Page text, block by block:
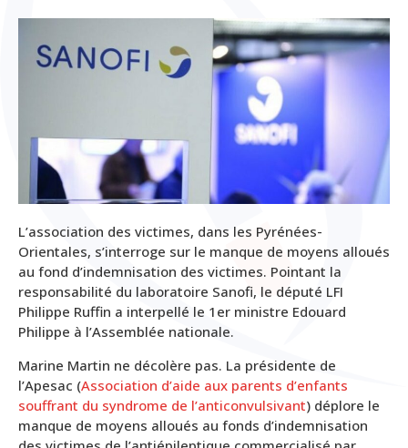
L’association des victimes, dans les Pyrénées-
Orientales, s’interroge sur le manque de moyens alloués
au fond d’indemnisation des victimes. Pointant la
responsabilité du laboratoire Sanofi, le député LFI
Philippe Ruffin a interpellé le 1er ministre Edouard
Philippe à l’Assemblée nationale.
Marine Martin ne décolère pas. La présidente de
l’Apesac (Association d’aide aux parents d’enfants
souffrant du syndrome de l’anticonvulsivant) déplore le
manque de moyens alloués au fonds d’indemnisation